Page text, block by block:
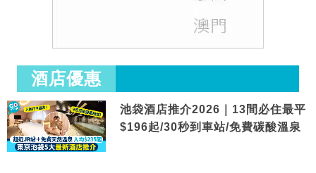
酒店優惠
池袋酒店推介2026｜13間必住最平
$196起/30秒到車站/免費碳酸溫泉